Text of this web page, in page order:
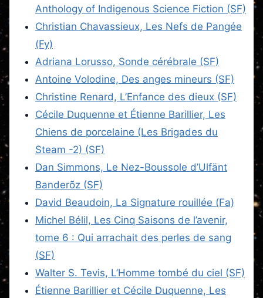
Anthology of Indigenous Science Fiction (SF)
Christian Chavassieux, Les Nefs de Pangée
(Fy)
Adriana Lorusso, Sonde cérébrale (SF)
Antoine Volodine, Des anges mineurs (SF)
Christine Renard, L’Enfance des dieux (SF)
Cécile Duquenne et Étienne Barillier, Les
Chiens de porcelaine (Les Brigades du
Steam -2) (SF)
Dan Simmons, Le Nez-Boussole d’Ulfänt
Banderõz (SF)
David Beaudoin, La Signature rouillée (Fa)
Michel Bélil, Les Cinq Saisons de l’avenir,
tome 6 : Qui arrachait des perles de sang
(SF)
Walter S. Tevis, L’Homme tombé du ciel (SF)
Étienne Barillier et Cécile Duquenne, Les